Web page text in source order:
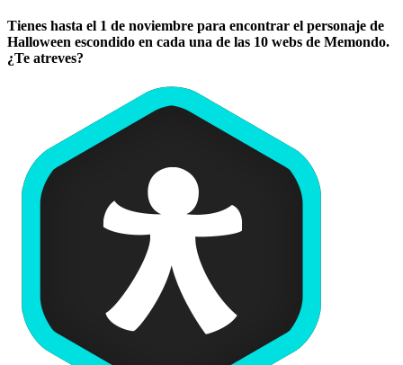
Tienes hasta el 1 de noviembre para encontrar el personaje de
Halloween escondido en cada una de las 10 webs de Memondo.
¿Te atreves?